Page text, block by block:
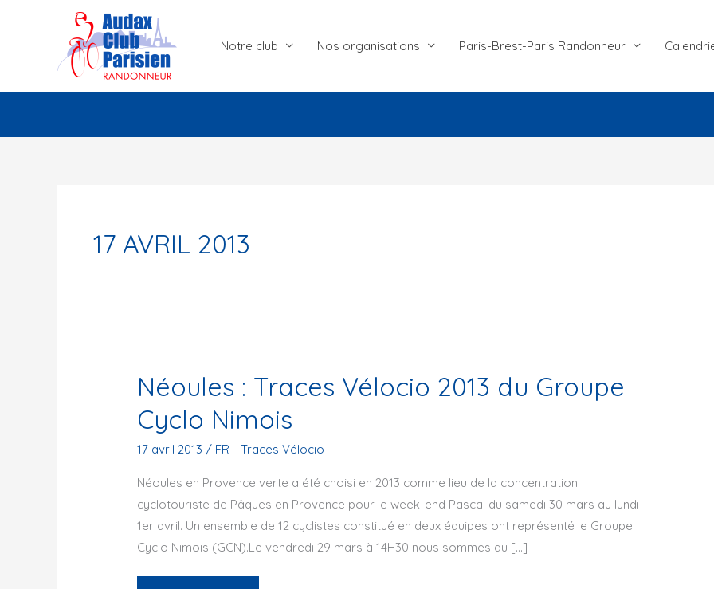
Notre club Nos organisations Paris-Brest-Paris Randonneur
17 AVRIL 2013
Néoules : Traces Vélocio 2013 du Groupe
Cyclo Nimois
17 avril 2013 / FR - Traces Vélocio
Néoules en Provence verte a été choisi en 2013 comme lieu de la concentration
cyclotouriste de Pâques en Provence pour le week-end Pascal du samedi 30 mars au lundi
1er avril. Un ensemble de 12 cyclistes constitué en deux équipes ont représenté le Groupe
Cyclo Nimois (GCN).Le vendredi 29 mars à 14H30 nous sommes au […]